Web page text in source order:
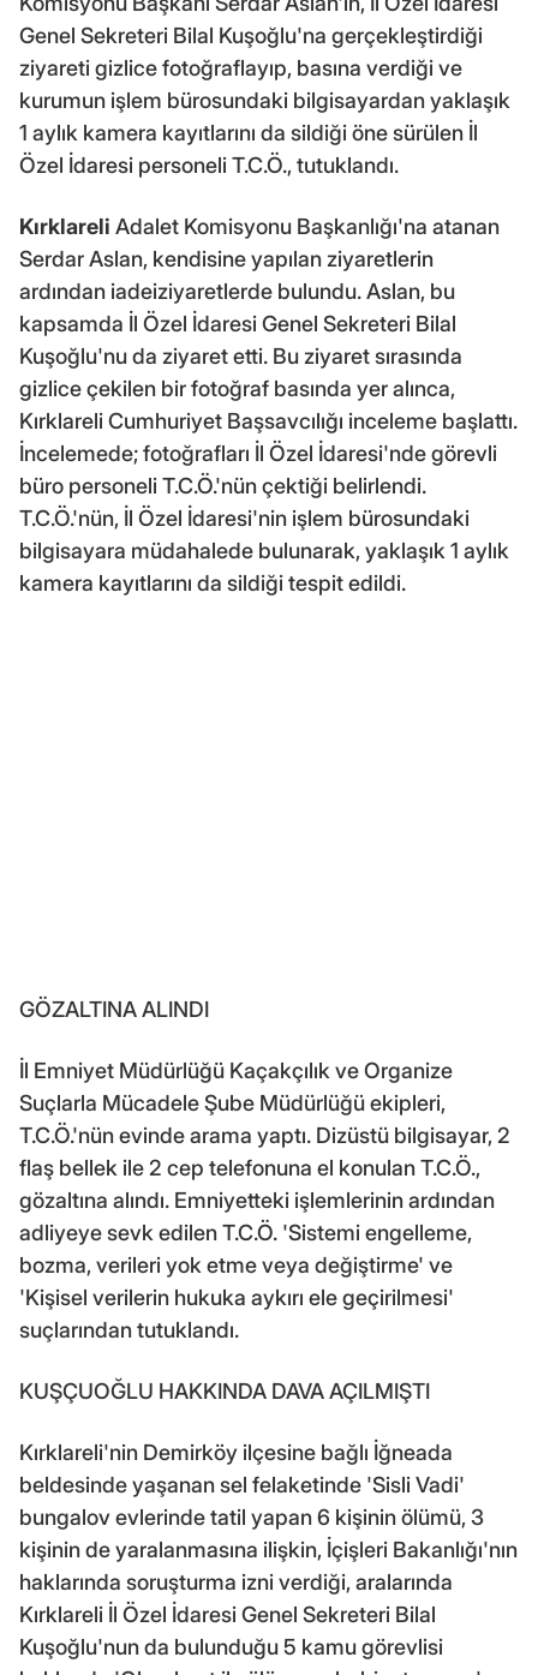
Genel Sekreteri Bilal Kuşoğlu'na gerçekleştirdiği
ziyareti gizlice fotoğraflayıp, basına verdiği ve
kurumun işlem bürosundaki bilgisayardan yaklaşık
1 aylık kamera kayıtlarını da sildiği öne sürülen İl
Özel İdaresi personeli T.C.Ö., tutuklandı.
Kırklareli Adalet Komisyonu Başkanlığı'na atanan
Serdar Aslan, kendisine yapılan ziyaretlerin
ardından iadeiziyaretlerde bulundu. Aslan, bu
kapsamda İl Özel İdaresi Genel Sekreteri Bilal
Kuşoğlu'nu da ziyaret etti. Bu ziyaret sırasında
gizlice çekilen bir fotoğraf basında yer alınca,
Kırklareli Cumhuriyet Başsavcılığı inceleme başlattı.
İncelemede; fotoğrafları İl Özel İdaresi'nde görevli
büro personeli T.C.Ö.'nün çektiği belirlendi.
T.C.Ö.'nün, İl Özel İdaresi'nin işlem bürosundaki
bilgisayara müdahalede bulunarak, yaklaşık 1 aylık
kamera kayıtlarını da sildiği tespit edildi.
GÖZALTINA ALINDI
İl Emniyet Müdürlüğü Kaçakçılık ve Organize
Suçlarla Mücadele Şube Müdürlüğü ekipleri,
T.C.Ö.'nün evinde arama yaptı. Dizüstü bilgisayar, 2
flaş bellek ile 2 cep telefonuna el konulan T.C.Ö.,
gözaltına alındı. Emniyetteki işlemlerinin ardından
adliyeye sevk edilen T.C.Ö. 'Sistemi engelleme,
bozma, verileri yok etme veya değiştirme' ve
'Kişisel verilerin hukuka aykırı ele geçirilmesi'
suçlarından tutuklandı.
KUŞÇUOĞLU HAKKINDA DAVA AÇILMIŞTI
Kırklareli'nin Demirköy ilçesine bağlı İğneada
beldesinde yaşanan sel felaketinde 'Sisli Vadi'
bungalov evlerinde tatil yapan 6 kişinin ölümü, 3
kişinin de yaralanmasına ilişkin, İçişleri Bakanlığı'nın
haklarında soruşturma izni verdiği, aralarında
Kırklareli İl Özel İdaresi Genel Sekreteri Bilal
Kuşoğlu'nun da bulunduğu 5 kamu görevlisi